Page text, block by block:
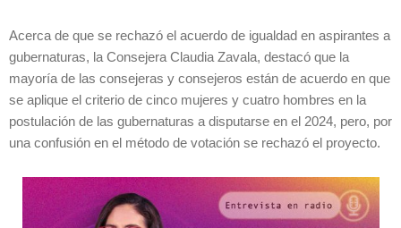
Acerca de que se rechazó el acuerdo de igualdad en aspirantes a
gubernaturas, la Consejera Claudia Zavala, destacó que la
mayoría de las consejeras y consejeros están de acuerdo en que
se aplique el criterio de cinco mujeres y cuatro hombres en la
postulación de las gubernaturas a disputarse en el 2024, pero, por
una confusión en el método de votación se rechazó el proyecto.